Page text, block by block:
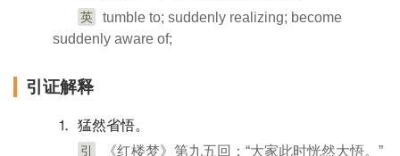
英
tumble to; suddenly realizing; become
suddenly aware of;
引证解释
⒈ 猛然省悟。
引
《红楼梦》第九五回：“大家此时恍然大悟。”